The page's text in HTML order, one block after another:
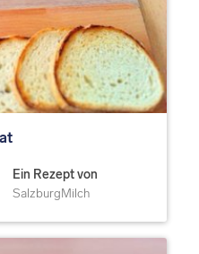
Ein Rezept von
SalzburgMilch